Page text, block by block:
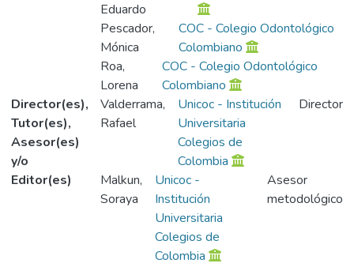
Eduardo
Pescador,
Mónica
COC - Colegio Odontológico
Colombiano
Roa,
Lorena
COC - Colegio Odontológico
Colombiano
Director(es),
Tutor(es),
Asesor(es)
y/o
Editor(es)
Valderrama,
Rafael
Unicoc - Institución
Universitaria
Colegios de
Colombia
Director
Malkun,
Soraya
Unicoc -
Institución
Universitaria
Colegios de
Colombia
Asesor
metodológico